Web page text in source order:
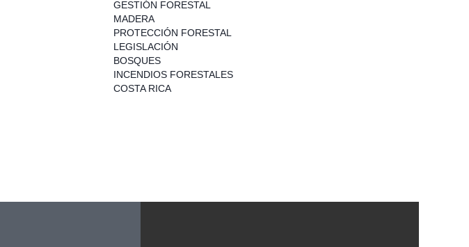
GESTIÓN FORESTAL
MADERA
PROTECCIÓN FORESTAL
LEGISLACIÓN
BOSQUES
INCENDIOS FORESTALES
COSTA RICA